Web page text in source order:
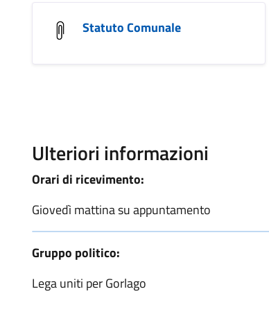
Statuto Comunale
Ulteriori informazioni
Orari di ricevimento:
Giovedì mattina su appuntamento
Gruppo politico:
Lega uniti per Gorlago